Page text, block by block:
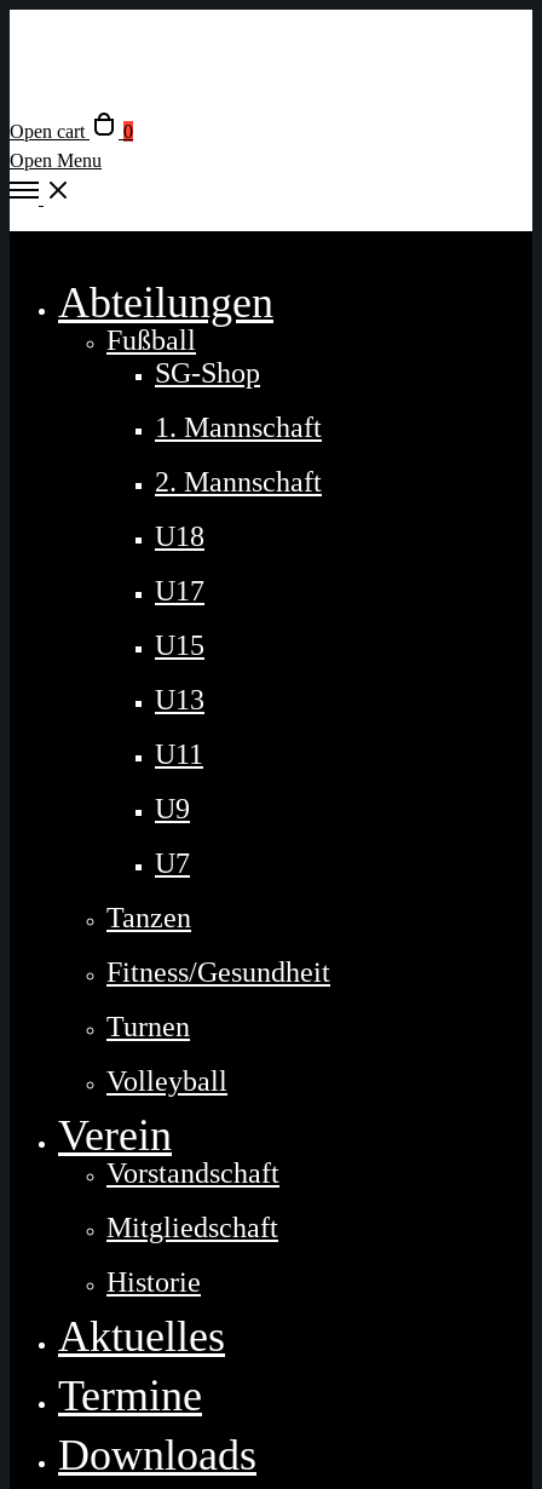
Open cart
0
Open Menu
Abteilungen
Fußball
SG-Shop
1. Mannschaft
2. Mannschaft
U18
U17
U15
U13
U11
U9
U7
Tanzen
Fitness/Gesundheit
Turnen
Volleyball
Verein
Vorstandschaft
Mitgliedschaft
Historie
Aktuelles
Termine
Downloads